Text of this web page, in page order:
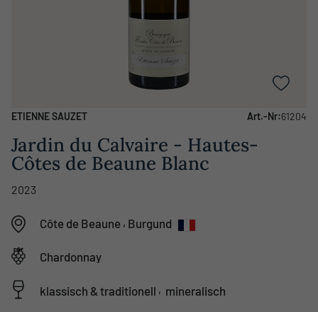
ETIENNE SAUZET Art.-Nr:61204
Jardin du Calvaire - Hautes-
Côtes de Beaune Blanc
2023
Côte de Beaune , Burgund
Chardonnay
klassisch & traditionell , mineralisch